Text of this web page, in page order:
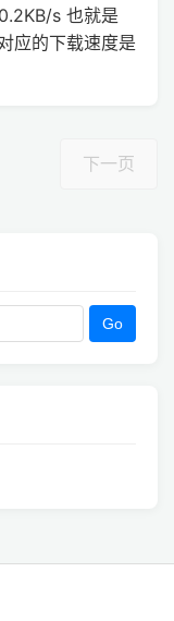
s 也就是
应的下载速度是
下一页
Go